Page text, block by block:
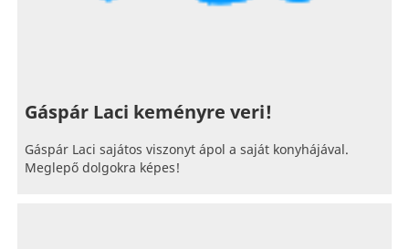
Gáspár Laci keményre veri!
Gáspár Laci sajátos viszonyt ápol a saját konyhájával.
Meglepő dolgokra képes!